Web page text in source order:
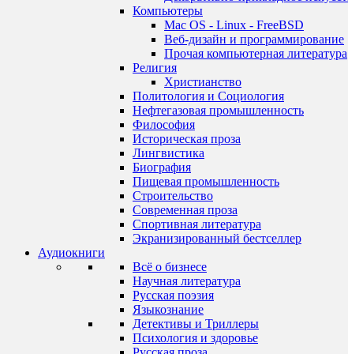
Компьютеры
Mac OS - Linux - FreeBSD
Веб-дизайн и программирование
Прочая компьютерная литература
Религия
Христианство
Политология и Социология
Нефтегазовая промышленность
Философия
Историческая проза
Лингвистика
Биография
Пищевая промышленность
Строительство
Современная проза
Спортивная литература
Экранизированный бестселлер
Аудиокниги
Всё о бизнесе
Научная литература
Русская поэзия
Языкознание
Детективы и Триллеры
Психология и здоровье